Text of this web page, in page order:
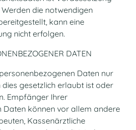
die notwendigen
kann eine
nicht erfolgen.
DATEN
Daten nur
gesetzlich erlaubt ist oder
Empfänger Ihrer
Daten können vor allem andere
Kassenärztliche